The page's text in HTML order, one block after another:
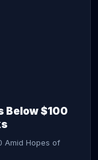
Below $100
Amid Hopes of